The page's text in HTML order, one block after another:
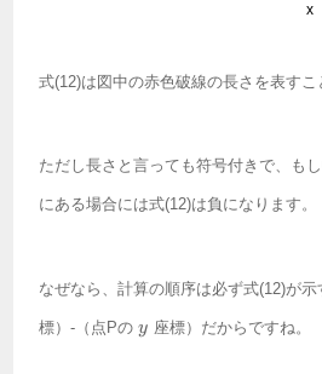
式(12)は図中の赤色破線の長さを表すこ
ただし長さと言っても符号付きで、も
にある場合には式(12)は負になります。
なぜなら、計算の順序は必ず式(12)が
標）-（点Pのy
y 座標）だからですね。